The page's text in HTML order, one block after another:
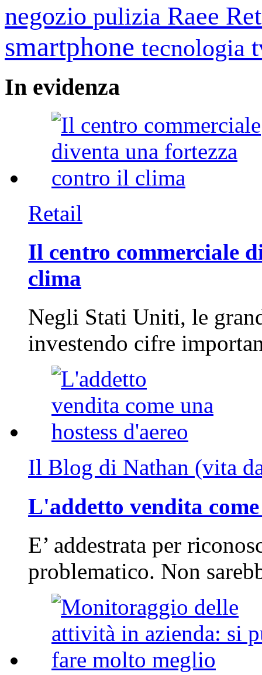
negozio pulizia Raee
smartphone tecnologia
In evidenza
Retail
Il centro commerciale
clima
Negli Stati Uniti, le
investendo cifre
Il Blog di Nathan (vita
L'addetto vendita
E’ addestrata per
problematico. Non